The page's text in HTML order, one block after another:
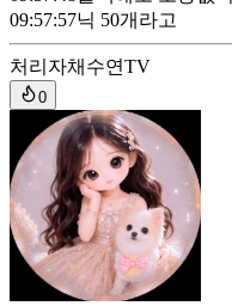
09:57:57닉 50개라고
처리자채수연TV
0